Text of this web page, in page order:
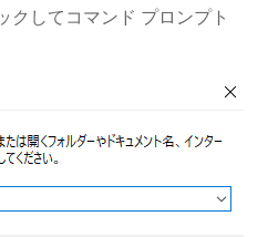
クしてコマンド プロンプト